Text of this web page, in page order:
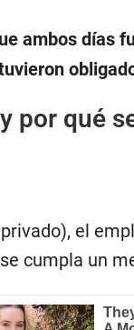
ambos días
por qué
el
cumpla un